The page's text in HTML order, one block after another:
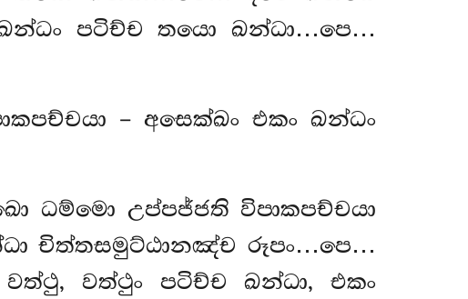
ඛන්ධං පටිච්ච තයො ඛන්ධා…පෙ…
– අසෙක්ඛං එකං ඛන්ධං
ධම්මො උප්පජ්ජති විපාකපච්චයා
චිත්තසමුට්ඨානඤ්ච රූපං…පෙ…
වත්ථුං පටිච්ච ඛන්ධා, එකං